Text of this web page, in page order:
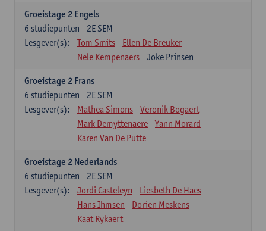
Groeistage 2 Engels
2E SEM
6 studiepunten
Lesgever(s):
Tom Smits
Ellen De Breuker
Nele Kempenaers
Joke Prinsen
Groeistage 2 Frans
2E SEM
6 studiepunten
Lesgever(s):
Mathea Simons
Veronik Bogaert
Mark Demyttenaere
Yann Morard
Karen Van De Putte
Groeistage 2 Nederlands
2E SEM
6 studiepunten
Lesgever(s):
Jordi Casteleyn
Liesbeth De Haes
Hans Ihmsen
Dorien Meskens
Kaat Rykaert